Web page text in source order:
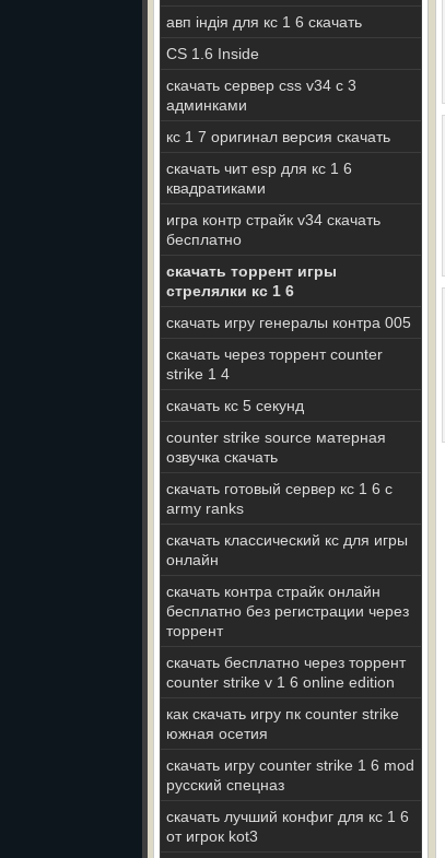
авп індія для кс 1 6 скачать
CS 1.6 Inside
скачать сервер css v34 с 3
админками
кс 1 7 оригинал версия скачать
скачать чит esp для кс 1 6
квадратиками
игра контр страйк v34 скачать
бесплатно
скачать торрент игры
стрелялки кс 1 6
скачать игру генералы контра 005
скачать через торрент counter
strike 1 4
скачать кс 5 секунд
counter strike source матерная
озвучка скачать
скачать готовый сервер кс 1 6 с
army ranks
скачать классический кс для игры
онлайн
скачать контра страйк онлайн
бесплатно без регистрации через
торрент
скачать бесплатно через торрент
counter strike v 1 6 online edition
как скачать игру пк counter strike
южная осетия
скачать игру counter strike 1 6 mod
русский спецназ
скачать лучший конфиг для кс 1 6
от игрок kot3